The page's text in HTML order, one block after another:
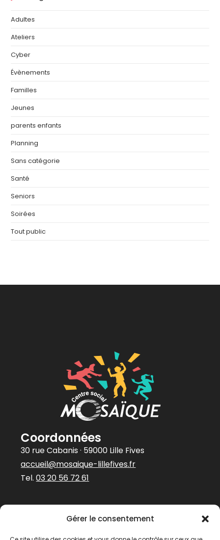
Gérer le consentement
Adultes
Ateliers
Cyber
Évènements
Familles
Jeunes
parents enfants
Planning
Sans catégorie
Santé
Seniors
Soirées
Tout public
Coordonnées
30 rue Cabanis · 59000 Lille Fives
accueil@mosaique-lillefives.fr
Tel.03 20 56 72 61
Abonnez-vous à
notre newsletter